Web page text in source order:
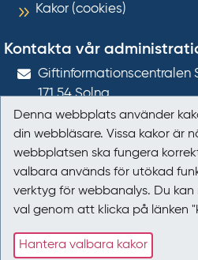
Denna webbplats använder
din webbläsare. Vissa kakor är
webbplatsen ska fungera
valbara används för utökad
verktyg för webbanalys. Du
val genom att klicka på länken
Hantera valbara kakor
Kakor (cookies)
Kontakta vår
Gift­informations­centralen
171 54 Solna
giftinformation@gic.se
Följ oss
Följ oss på Facebook